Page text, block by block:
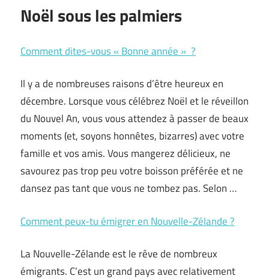
Noël sous les palmiers
Comment dites-vous « Bonne année » ?
Il y a de nombreuses raisons d’être heureux en
décembre. Lorsque vous célébrez Noël et le réveillon
du Nouvel An, vous vous attendez à passer de beaux
moments (et, soyons honnêtes, bizarres) avec votre
famille et vos amis. Vous mangerez délicieux, ne
savourez pas trop peu votre boisson préférée et ne
dansez pas tant que vous ne tombez pas. Selon …
Comment peux-tu émigrer en Nouvelle-Zélande ?
La Nouvelle-Zélande est le rêve de nombreux
émigrants. C’est un grand pays avec relativement